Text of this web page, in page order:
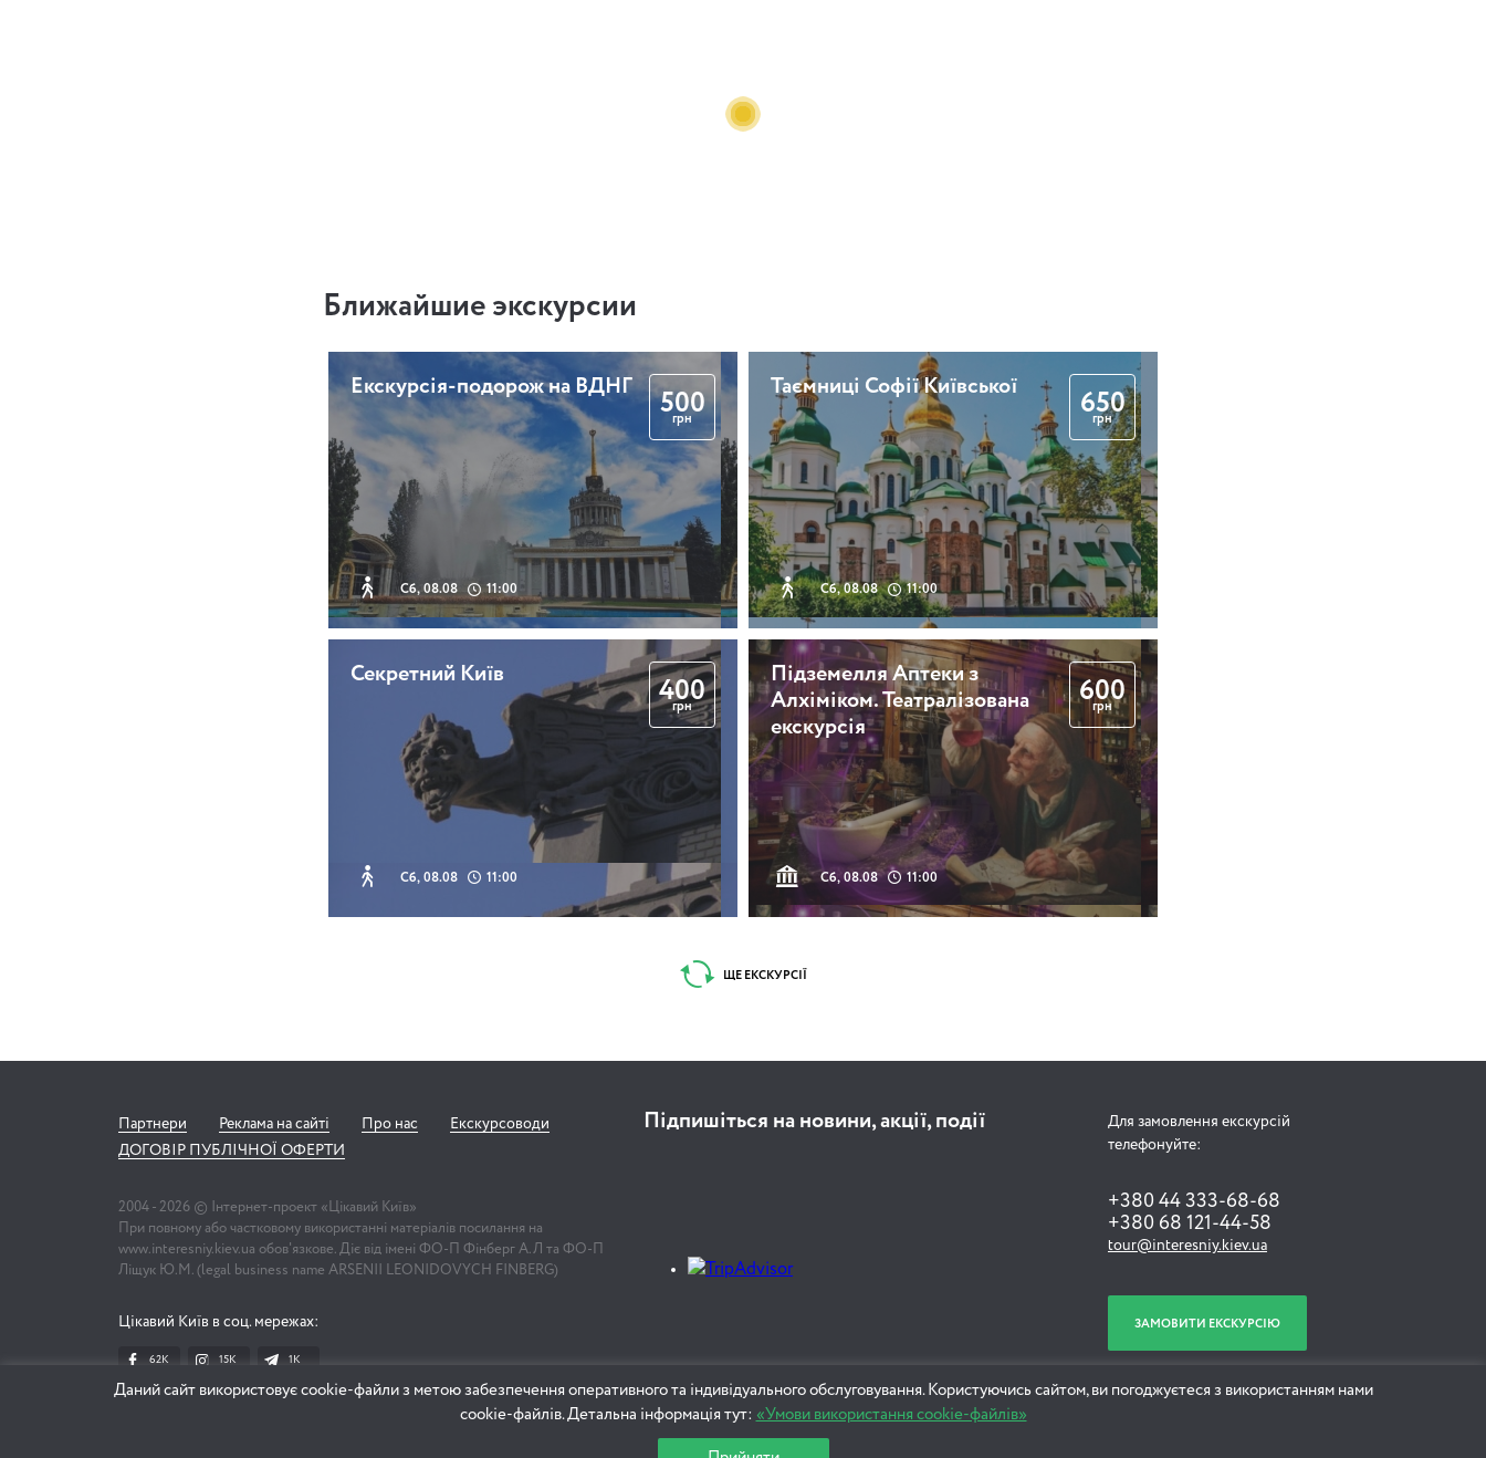
Даний сайт використовує cookie-файли з метою забезпечення оперативного та індивідуального обслуговування. Користуючись сайтом, ви погоджуєтеся з використанням нами
cookie-файлів. Детальна інформація тут: «Умови використання cookie-файлів»
Ближайшие экскурсии
Екскурсія-подорож на ВДНГ
Сб, 08.08 11:00
500
грн
Таємниці Софії Київської
Сб, 08.08 11:00
650
грн
Секретний Київ
Сб, 08.08 11:00
400
грн
Підземелля Аптеки з
Алхіміком. Театралізована
екскурсія
Сб, 08.08 11:00
600
грн
ЩЕ ЕКСКУРСІЇ
Партнери Реклама на сайті Про нас
Екскурсоводи
ДОГОВІР ПУБЛІЧНОЇ ОФЕРТИ
2004 - 2026 © Інтернет-проект «Цікавий Київ»
При повному або частковому використанні матеріалів посилання на
www.interesniy.kiev.ua обов'язкове. Діє від імені ФО-П Фінберг А.Л та ФО-П
Ліщук Ю.М. (legal business name ARSENII LEONIDOVYCH FINBERG)
Цікавий Київ в соц. мережах:
62K 15K 1К
Підпишіться на новини, акції, події
Для замовлення екскурсій
телефонуйте:
+380 44 333-68-68
+380 68 121-44-58
tour@interesniy.kiev.ua
ЗАМОВИТИ ЕКСКУРСІЮ